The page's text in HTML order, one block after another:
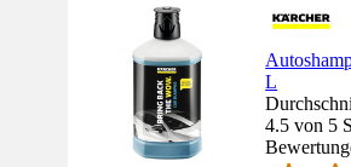
L
4.5 von 5